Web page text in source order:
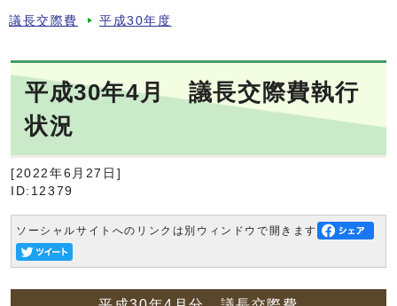
議長交際費 平成30年度
平成30年4月 議長交際費執行
状況
[2022年6月27日]
ID:12379
ソーシャルサイトへのリンクは別ウィンドウで開きます